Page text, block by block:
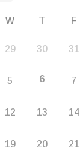
W T F
29 30 31
5 6 7
12 13 14
19 20 21